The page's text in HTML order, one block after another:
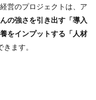
営のプロジェクトは、ア
の強さを引き出す「導入
をインプットする「人材
ます。